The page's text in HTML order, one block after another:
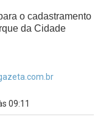
o cadastramento
da Cidade
09:11